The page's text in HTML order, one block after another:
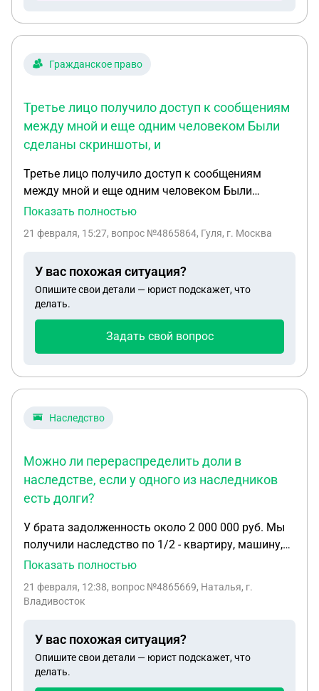
Гражданское право
Третье лицо получило доступ к сообщениям
между мной и еще одним человеком Были
сделаны скриншоты, и
Третье лицо получило доступ к сообщениям
между мной и еще одним человеком Были
сделаны скриншоты, и поступило смс о том,что
человеку в личные сообщения Могу ли защитить
Показать полностью
21 февраля, 15:27, вопрос №4865864, Гуля, г. Москва
У вас похожая ситуация?
Опишите свои детали — юрист подскажет, что
делать.
Задать свой вопрос
Наследство
Можно ли перераспределить доли в
наследстве, если у одного из наследников
есть долги?
У брата задолженность около 2 000 000 руб. Мы
получили наследство по 1/2 - квартиру, машину,
дом ( в поселке, , около 5 мил.руб.общая
братом о перераспределении долей наследуемого
свою часть имущества брат отдал в счет
погашения долга. А моя часть осталась со мной .
Ведь если владеть 1/2 всего могут наложить
Показать полностью
21 февраля, 12:38, вопрос №4865669, Наталья, г.
Владивосток
У вас похожая ситуация?
Опишите свои детали — юрист подскажет, что
делать.